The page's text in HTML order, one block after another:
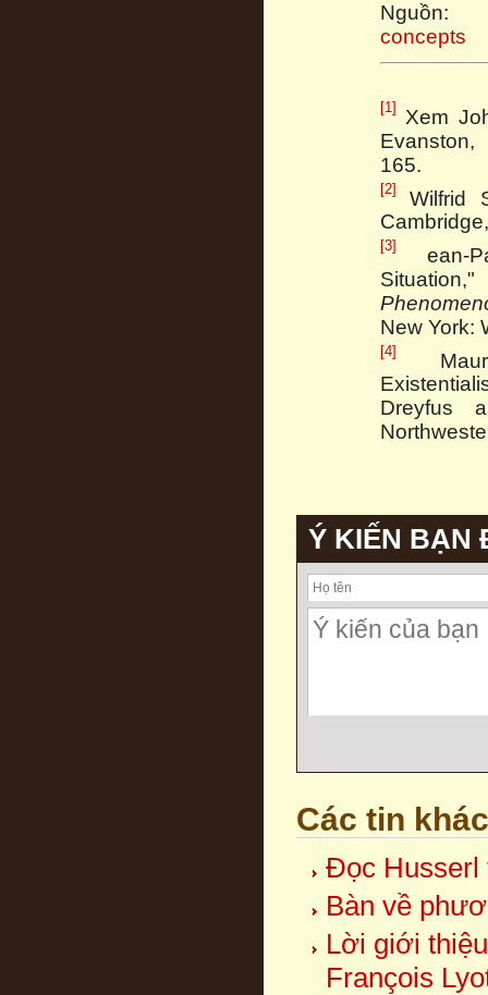
concepts
[1]
Xem
Evanston,
165.
[2]
Wilfrid
[3]
ean-
New York:
[4]
Dreyfus
Ý KIẾN BẠN
Các tin khác
Đọc Husserl
Bàn về
Lời giới
François